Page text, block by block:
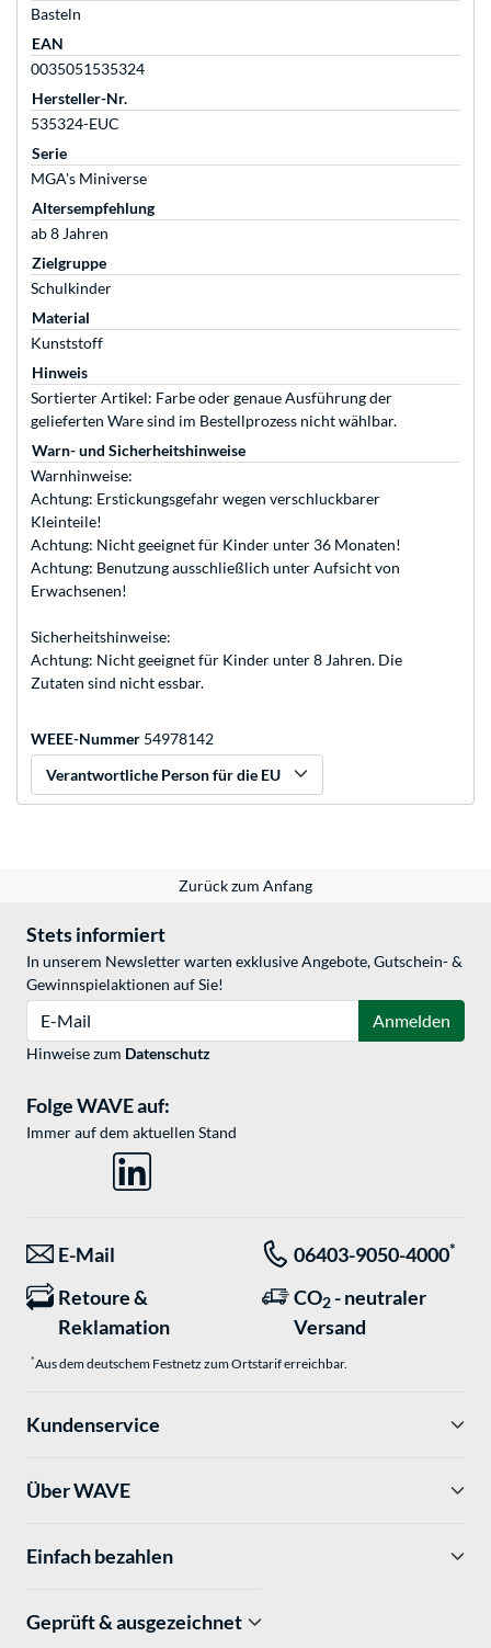
Basteln
EAN
0035051535324
Hersteller-Nr.
535324-EUC
Serie
MGA's Miniverse
Altersempfehlung
ab 8 Jahren
Zielgruppe
Schulkinder
Material
Kunststoff
Hinweis
Sortierter Artikel: Farbe oder genaue Ausführung der
gelieferten Ware sind im Bestellprozess nicht wählbar.
Warn- und Sicherheitshinweise
Warnhinweise:
Achtung: Erstickungsgefahr wegen verschluckbarer
Kleinteile!
Achtung: Nicht geeignet für Kinder unter 36 Monaten!
Achtung: Benutzung ausschließlich unter Aufsicht von
Erwachsenen!
Sicherheitshinweise:
Achtung: Nicht geeignet für Kinder unter 8 Jahren. Die
Zutaten sind nicht essbar.
WEEE-Nummer 54978142
Verantwortliche Person für die EU
Zurück zum Anfang
Stets informiert
In unserem Newsletter warten exklusive Angebote, Gutschein- &
Gewinnspielaktionen auf Sie!
Anmelden
Hinweise zum Datenschutz
Folge WAVE auf:
Immer auf dem aktuellen Stand
E-Mail 06403-9050-4000*
Retoure &
Reklamation
CO2 - neutraler
Versand
*Aus dem deutschem Festnetz zum Ortstarif erreichbar.
Kundenservice
Über WAVE
Einfach bezahlen
Geprüft & ausgezeichnet